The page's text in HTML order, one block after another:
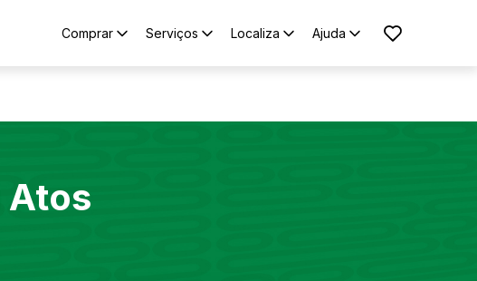
Comprar Serviços Localiza Ajuda
Atos